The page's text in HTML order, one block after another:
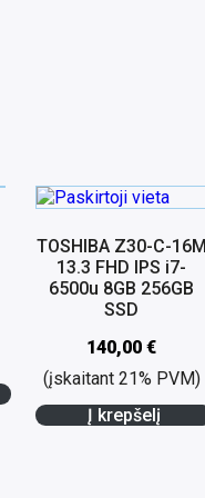
TOSHIBA Z30-C-16M
13.3 FHD IPS i7-
6500u 8GB 256GB
SSD
140,00 €
(įskaitant 21% PVM)
Į krepšelį